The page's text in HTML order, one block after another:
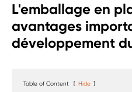
L'emballage en
avantages
développement
Table of Content [ Hide ]